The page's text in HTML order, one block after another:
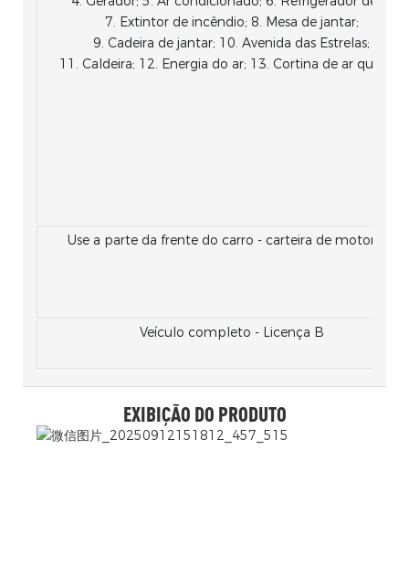
7. Extintor de incêndio; 8. Mesa de jantar;
9. Cadeira de jantar; 10. Avenida das Estrelas;
11. Caldeira; 12. Energia do ar; 13. Cortina de ar quente.
Use a parte da frente do carro - carteira de motorista
Veículo completo - Licença B
EXIBIÇÃO DO PRODUTO